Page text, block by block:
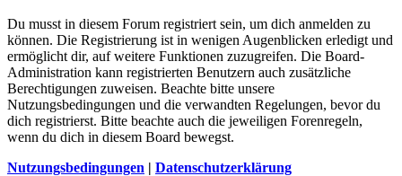
Du musst in diesem Forum registriert sein, um dich anmelden zu
können. Die Registrierung ist in wenigen Augenblicken erledigt und
ermöglicht dir, auf weitere Funktionen zuzugreifen. Die Board-
Administration kann registrierten Benutzern auch zusätzliche
Berechtigungen zuweisen. Beachte bitte unsere
Nutzungsbedingungen und die verwandten Regelungen, bevor du
dich registrierst. Bitte beachte auch die jeweiligen Forenregeln,
wenn du dich in diesem Board bewegst.
Nutzungsbedingungen | Datenschutzerklärung